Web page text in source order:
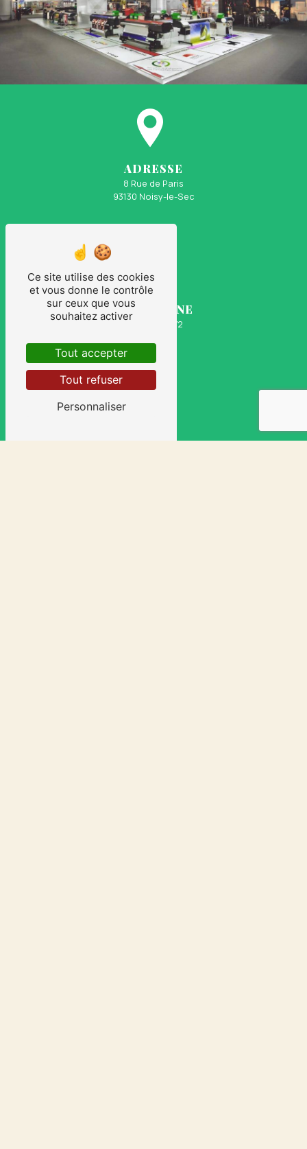
ADRESSE
8 Rue de Paris
93130 Noisy-le-Sec
TÉLÉPHONE
06 30 18 98 72
Ce site utilise des cookies
et vous donne le contrôle
sur ceux que vous
souhaitez activer
Tout accepter
Tout refuser
Personnaliser